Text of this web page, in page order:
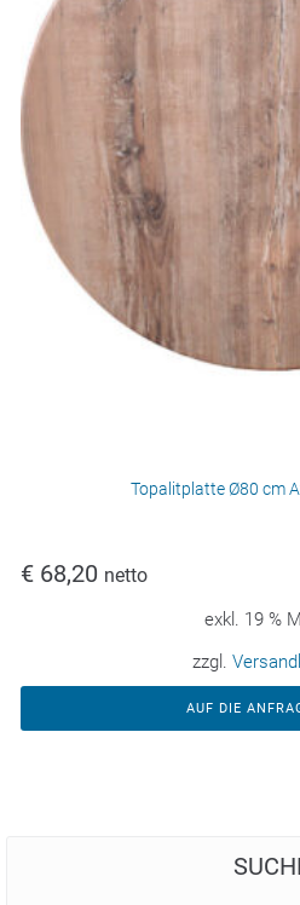
Topalitplatte Ø80 cm
€ 68,20 netto
exkl. 19 %
zzgl.
AUF DIE